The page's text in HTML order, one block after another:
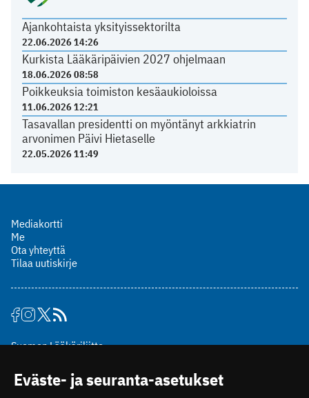
Ajankohtaista yksityissektorilta
22.06.2026 14:26
Kurkista Lääkäripäivien 2027 ohjelmaan
18.06.2026 08:58
Poikkeuksia toimiston kesäaukioloissa
11.06.2026 12:21
Tasavallan presidentti on myöntänyt arkkiatrin
arvonimen Päivi Hietaselle
22.05.2026 11:49
Mediakortti
Me
Ota yhteyttä
Tilaa uutiskirje
Suomen Lääkäriliitto
00510 Helsinki
puh. (09) 393 091
Eväste- ja seuranta-asetukset